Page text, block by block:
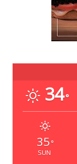
34°
35 °
SUN